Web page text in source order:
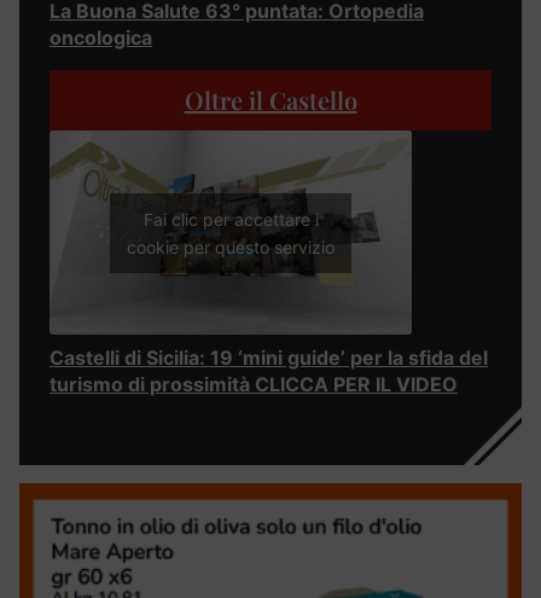
La Buona Salute 63° puntata: Ortopedia
oncologica
Oltre il Castello
Fai clic per accettare i
cookie per questo servizio
Castelli di Sicilia: 19 ‘mini guide’ per la sfida del
turismo di prossimità CLICCA PER IL VIDEO